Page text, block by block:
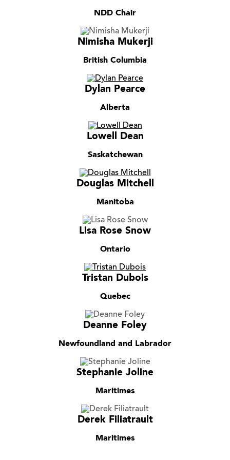
NDD Chair
Nimisha Mukerji
British Columbia
Dylan Pearce
Alberta
Lowell Dean
Saskatchewan
Douglas Mitchell
Manitoba
Lisa Rose Snow
Ontario
Tristan Dubois
Quebec
Deanne Foley
Newfoundland and Labrador
Stephanie Joline
Maritimes
Derek Filiatrault
Maritimes